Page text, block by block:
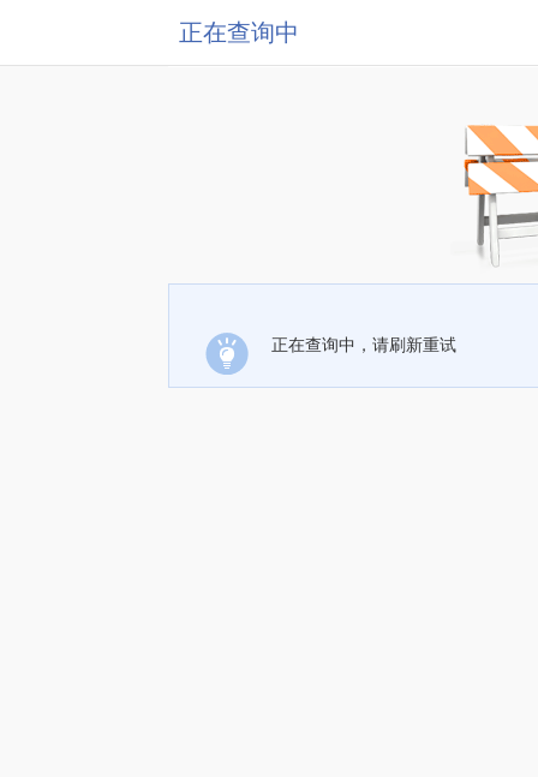
正在查询中
正在查询中，请刷新重试